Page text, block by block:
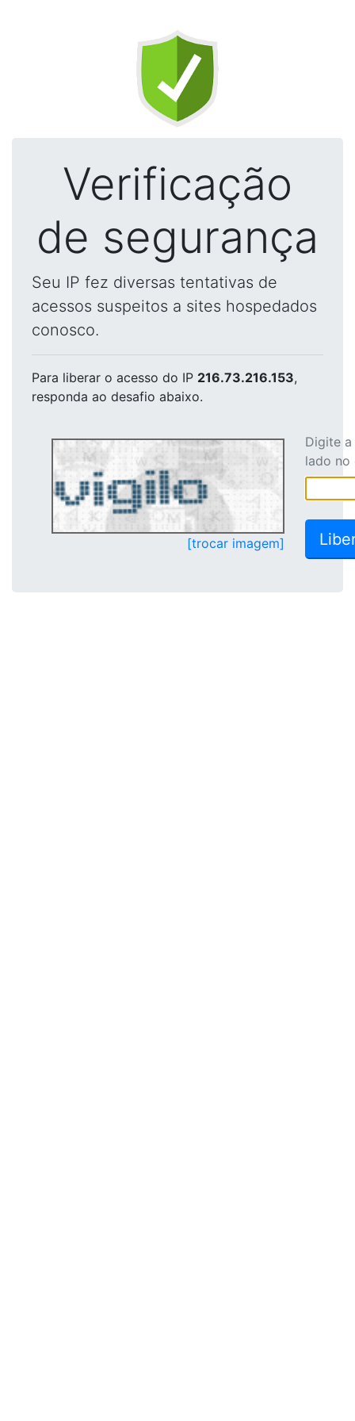
Verificação
de segurança
Seu IP fez diversas tentativas de
acessos suspeitos a sites hospedados
conosco.
Para liberar o acesso do IP 216.73.216.153,
responda ao desafio abaixo.
[trocar imagem]
Digite
lado no